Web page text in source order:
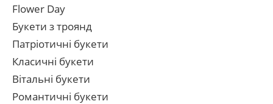
Flower Day
Букети з троянд
Патріотичні букети
Класичні букети
Вітальні букети
Романтичні букети